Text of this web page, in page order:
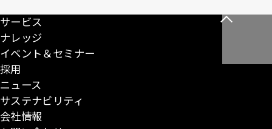
こ
サービス
ナレッジ
イベント＆セミナー
採用
ニュース
サステナビリティ
会社情報